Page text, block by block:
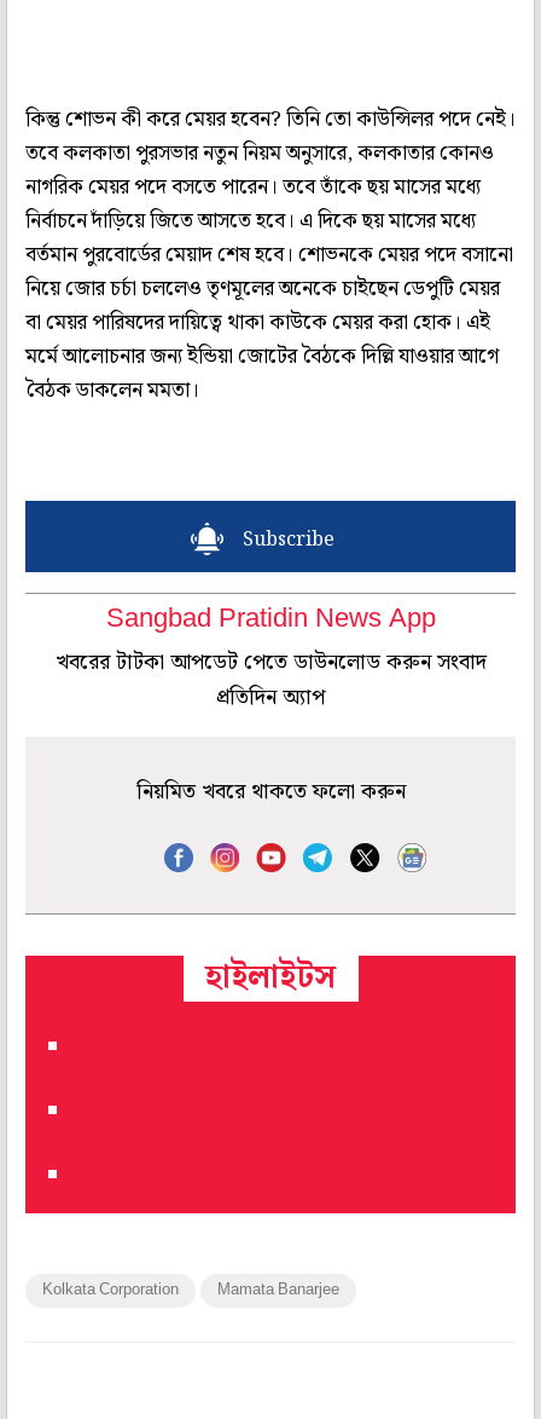
কিন্তু শোভন কী করে মেয়র হবেন? তিনি তো কাউন্সিলর পদে নেই।
তবে কলকাতা পুরসভার নতুন নিয়ম অনুসারে, কলকাতার কোনও
নাগরিক মেয়র পদে বসতে পারেন। তবে তাঁকে ছয় মাসের মধ্যে
নির্বাচনে দাঁড়িয়ে জিতে আসতে হবে। এ দিকে ছয় মাসের মধ্যে
বর্তমান পুরবোর্ডের মেয়াদ শেষ হবে। শোভনকে মেয়র পদে বসানো
নিয়ে জোর চর্চা চললেও তৃণমূলের অনেকে চাইছেন ডেপুটি মেয়র
বা মেয়র পারিষদের দায়িত্বে থাকা কাউকে মেয়র করা হোক। এই
মর্মে আলোচনার জন্য ইন্ডিয়া জোটের বৈঠকে দিল্লি যাওয়ার আগে
বৈঠক ডাকলেন মমতা।
Subscribe
Sangbad Pratidin News App
খবরের টাটকা আপডেট পেতে ডাউনলোড করুন সংবাদ
প্রতিদিন অ্যাপ
নিয়মিত খবরে থাকতে ফলো করুন
হাইলাইটস
Kolkata Corporation Mamata Banarjee